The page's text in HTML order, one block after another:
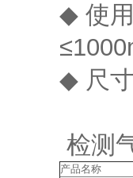
◆ 使
◆ 尺
检测
产品名称